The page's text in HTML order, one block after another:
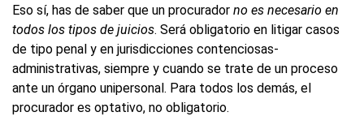
Eso sí, has de saber que un procurador no es necesario en
todos los tipos de juicios. Será obligatorio en litigar casos
de tipo penal y en jurisdicciones contenciosas-
administrativas, siempre y cuando se trate de un proceso
ante un órgano unipersonal. Para todos los demás, el
procurador es optativo, no obligatorio.